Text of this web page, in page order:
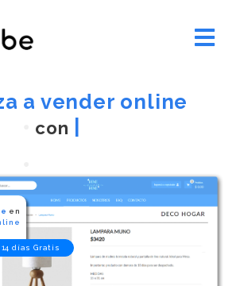
a vender online
por
en
días Gratis